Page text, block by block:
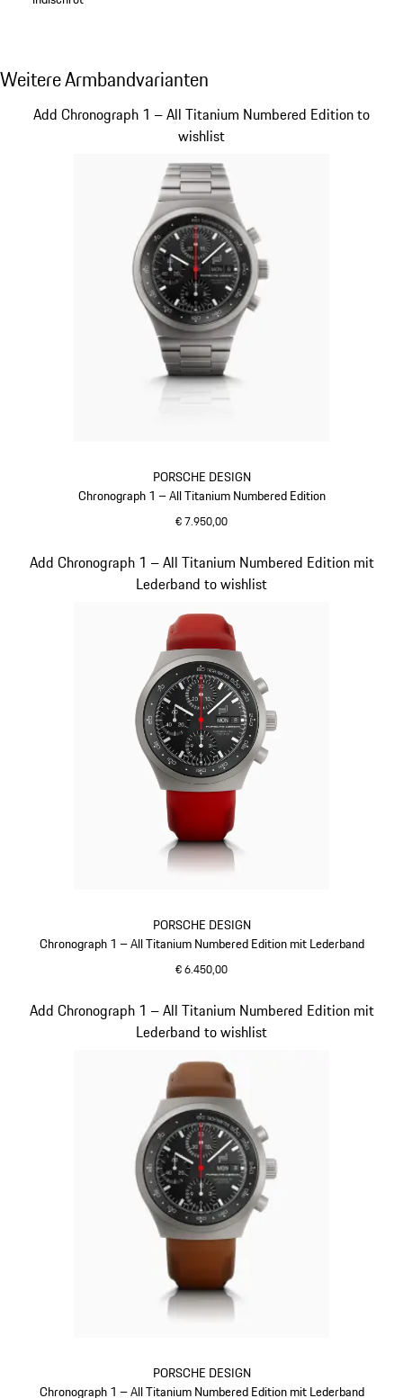
Weitere Armbandvarianten
Weitere Armbandvarianten
PORSCHE DESIGN
Chronograph 1 – All Titanium Numbered Edition
€ 7.950,00
Add Chronograph 1 – All Titanium Numbered Edition to
wishlist
Slide 1 von 5
PORSCHE DESIGN
Chronograph 1 – All Titanium Numbered Edition mit Lederband
€ 6.450,00
Add Chronograph 1 – All Titanium Numbered Edition mit
Lederband to wishlist
Slide 2 von 5
PORSCHE DESIGN
Chronograph 1 – All Titanium Numbered Edition mit Lederband
Add Chronograph 1 – All Titanium Numbered Edition mit
Lederband to wishlist
Slide 3 von 5